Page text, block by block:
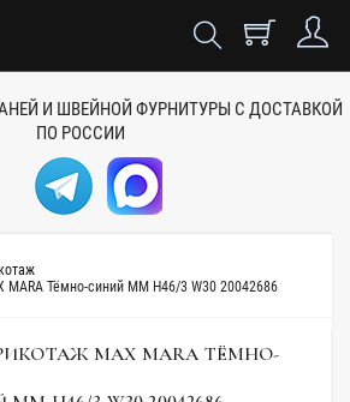
И ШВЕЙНОЙ ФУРНИТУРЫ С ДОСТАВКОЙ
ПО РОССИИ
MARA Тёмно-синий MM H46/3 W30 20042686
MAX MARA ТЁМНО-